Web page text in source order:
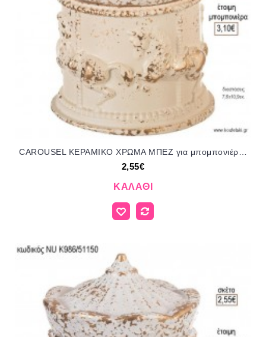
CAROUSEL ΚΕΡΑΜΙΚΟ ΧΡΩΜΑ ΜΠΕΖ για μπομπονιέρες γούρι δώρο NU-K986/51150 2.55€!!!
2,55€
ΚΑΛΆΘΙ